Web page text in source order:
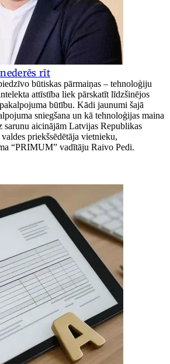
rīt
būtiskas pārmaiņas – tehnoloģiju
attīstība liek pārskatīt līdzšinējos
būtību. Kādi jaunumi šajā
sniegšana un kā tehnoloģijas maina
sarunu aicinājām Latvijas Republikas
priekšsēdētāja vietnieku,
“PRIMUM” vadītāju Raivo Pedi.